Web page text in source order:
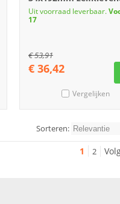
Uit voorraad leverbaar.
17
€53,91
€ 36,42
Vergelijken
Sorteren:
1 2